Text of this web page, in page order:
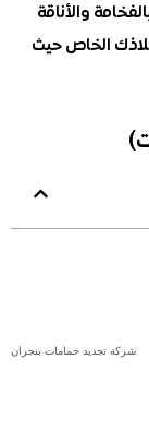
حيث
حمامات بنجران